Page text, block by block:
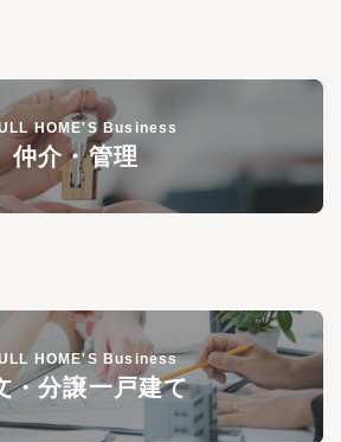
HOME'S Business
仲介・管理
HOME'S Business
・分譲一戸建て